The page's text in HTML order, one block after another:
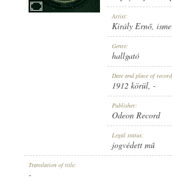
ODEON RECORD
Artist:
Király Ernő,
Genre:
hallgató
Date and place of
1912 körül, -
Publisher:
Odeon Record
Legal status:
jogvédett mű
Translation of title:
-